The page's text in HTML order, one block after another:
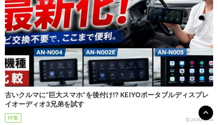
古いクルマに“巨大スマホ”を後付け!? KEIYOポータブルディスプレ
イオーディオ3兄弟を試す
特集 2026/08/04